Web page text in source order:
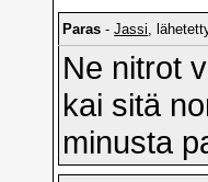
Paras -Jassi,
Ne nitrot
kai sitä
minusta